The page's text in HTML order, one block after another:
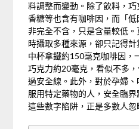
料調整而變動。除了飲料，
香糖等也含有咖啡因，而「
非完全不含，只是含量較低
時攝取多種來源，卻只記得
中杯拿鐵約150毫克咖啡因，
巧克力約20毫克，看似不多
過安全線。此外，對於孕婦
服用特定藥物的人，安全臨
這些數字陷阱，正是多數人忽